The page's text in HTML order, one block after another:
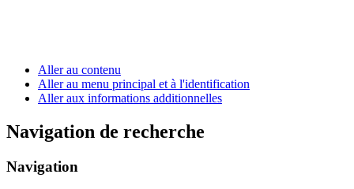
Aller au contenu
Aller au menu principal et à l'identification
Aller aux informations additionnelles
Navigation de recherche
Navigation